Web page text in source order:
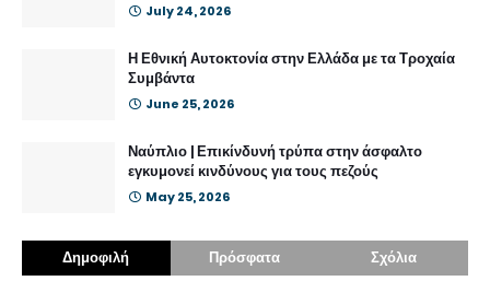
July 24, 2026
Η Εθνική Αυτοκτονία στην Ελλάδα με τα Τροχαία
Συμβάντα
June 25, 2026
Ναύπλιο | Επικίνδυνή τρύπα στην άσφαλτο
εγκυμονεί κινδύνους για τους πεζούς
May 25, 2026
Δημοφιλή Πρόσφατα Σχόλια